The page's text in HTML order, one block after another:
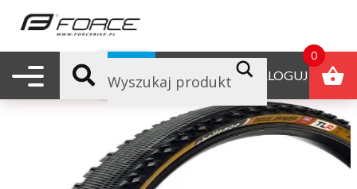
Nawigacja mobilna ZALOGUJ
B2B
strona główna / produkty oznaczone “gravelowe”
gravelowe
Domyślne sortowanie
0